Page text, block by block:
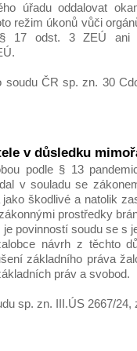
úřadu oddalovat
režim úkonů vůči
17 odst. 3 ZEÚ ani
soudu ČR sp. zn. 30
v důsledku
podle § 13
v souladu se
škodlivé a natolik
prostředky
povinností soudu se s
návrh z těchto
základního práva
práv a svobod.
sp. zn. III.ÚS 2667/24,